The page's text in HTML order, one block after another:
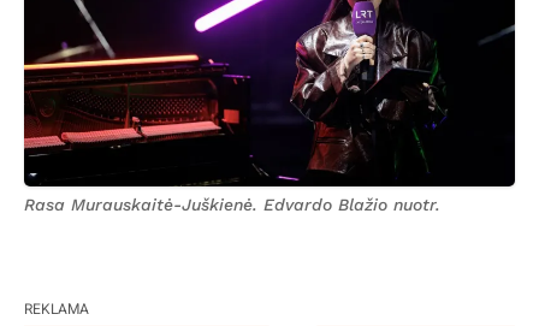
Rasa Murauskaitė-Juškienė. Edvardo Blažio nuotr.
REKLAMA